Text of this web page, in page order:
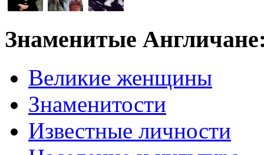
Знаменитые
Великие женщины
Знаменитости
Известные личности